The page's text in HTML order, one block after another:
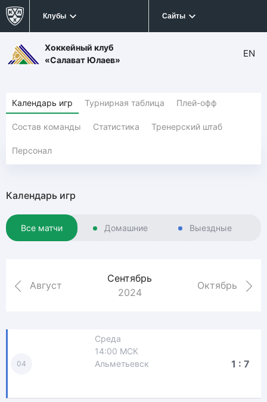
Клубы Сайты
Хоккейный клуб
«Салават Юлаев»
EN
Календарь игр Турнирная таблица Плей-офф
Состав команды Статистика Тренерский штаб
Персонал
Календарь игр
Все матчи Домашние Выездные
Август
Сентябрь
2024
Октябрь
04
Среда
14:00 МСК
Альметьевск
1 : 7